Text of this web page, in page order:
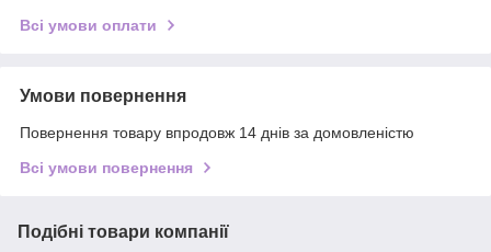
Всі умови оплати
Умови повернення
Повернення товару впродовж 14 днів за домовленістю
Всі умови повернення
Подібні товари компанії